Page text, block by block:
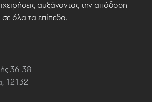
αυξάνοντας την απόδοση
σε όλα τα επίπεδα.
36-38
12132